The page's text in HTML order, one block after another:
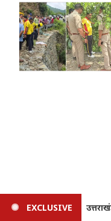
EXCLUSIVE
डैशबोर्ड के दिए निर्देश